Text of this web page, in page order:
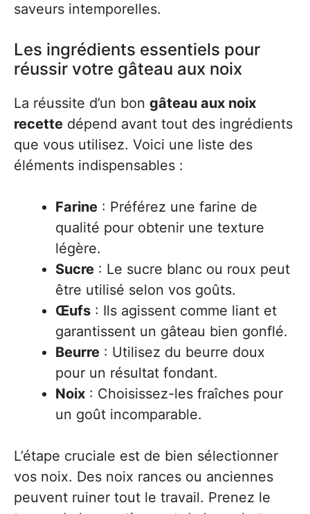
saveurs intemporelles.
Les ingrédients essentiels pour
réussir votre gâteau aux noix
La réussite d’un bon gâteau aux noix
recette dépend avant tout des ingrédients
que vous utilisez. Voici une liste des
éléments indispensables :
Farine : Préférez une farine de
qualité pour obtenir une texture
légère.
Sucre : Le sucre blanc ou roux peut
être utilisé selon vos goûts.
Œufs : Ils agissent comme liant et
garantissent un gâteau bien gonflé.
Beurre : Utilisez du beurre doux
pour un résultat fondant.
Noix : Choisissez-les fraîches pour
un goût incomparable.
L’étape cruciale est de bien sélectionner
vos noix. Des noix rances ou anciennes
peuvent ruiner tout le travail. Prenez le